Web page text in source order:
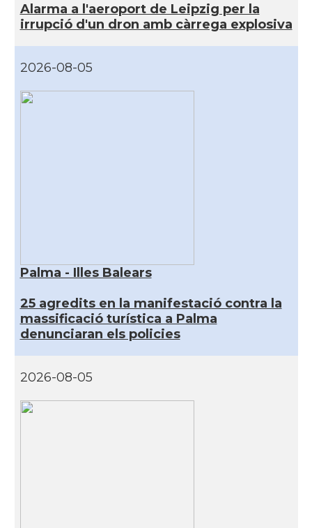
Alarma a l'aeroport de Leipzig per la
irrupció d'un dron amb càrrega explosiva
2026-08-05
Palma - Illes Balears
25 agredits en la manifestació contra la
massificació turística a Palma
denunciaran els policies
2026-08-05